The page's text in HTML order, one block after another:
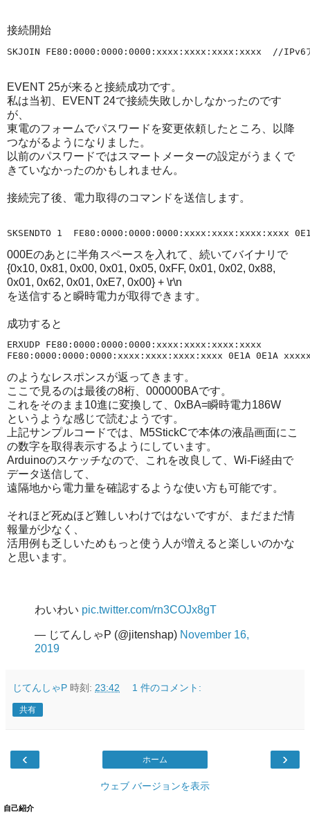
接続開始
EVENT 25が来ると接続成功です。
私は当初、EVENT 24で接続失敗しかしなかったのです
が、
東電のフォームでパスワードを変更依頼したところ、以降
つながるようになりました。
以前のパスワードではスマートメーターの設定がうまくで
きていなかったのかもしれません。
接続完了後、電力取得のコマンドを送信します。
000Eのあとに半角スペースを入れて、続いてバイナリで
{0x10, 0x81, 0x00, 0x01, 0x05, 0xFF, 0x01, 0x02, 0x88,
0x01, 0x62, 0x01, 0xE7, 0x00} + \r\n
を送信すると瞬時電力が取得できます。
成功すると
ERXUDP FE80:0000:0000:0000:xxxx:xxxx:xxxx:xxxx
のようなレスポンスが返ってきます。
ここで見るのは最後の8桁、000000BAです。
これをそのまま10進に変換して、0xBA=瞬時電力186W
というような感じで読むようです。
上記サンプルコードでは、M5StickCで本体の液晶画面にこ
の数字を取得表示するようにしています。
Arduinoのスケッチなので、これを改良して、Wi-Fi経由で
データ送信して、
遠隔地から電力量を確認するような使い方も可能です。
それほど死ぬほど難しいわけではないですが、まだまだ情
報量が少なく、
活用例も乏しいためもっと使う人が増えると楽しいのかな
と思います。
わいわい pic.twitter.com/rn3COJx8gT
— じてんしゃP (@jitenshap) November 16,
2019
じてんしゃP 時刻: 23:42 1 件のコメント:
共有
‹ ›
ホーム
ウェブ バージョンを表示
自己紹介